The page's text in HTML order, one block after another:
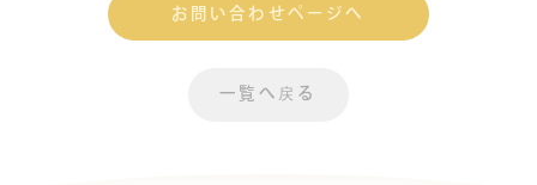
お問い合わせページへ
一覧へ戻る